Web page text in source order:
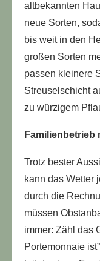
altbekannten
neue Sorten,
bis weit in den
großen Sorten
passen kleinere
Streuselschicht
zu würzigem
Familienbetrieb
Trotz bester
kann das Wetter
durch die
müssen
immer: Zähl das
Portemonnaie